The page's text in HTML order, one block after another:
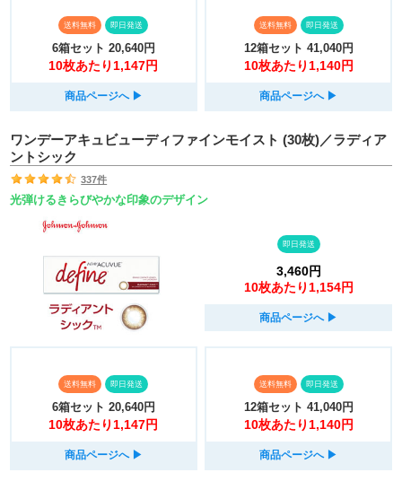
送料無料 即日発送
6箱セット 20,640円
10枚あたり1,147円
商品ページへ ▶︎
送料無料 即日発送
12箱セット 41,040円
10枚あたり1,140円
商品ページへ ▶︎
ワンデーアキュビューディファインモイスト (30枚)／ラディア
ントシック
337件
光弾けるきらびやかな印象のデザイン
即日発送
3,460円
10枚あたり1,154円
商品ページへ ▶︎
送料無料 即日発送
6箱セット 20,640円
10枚あたり1,147円
商品ページへ ▶︎
送料無料 即日発送
12箱セット 41,040円
10枚あたり1,140円
商品ページへ ▶︎